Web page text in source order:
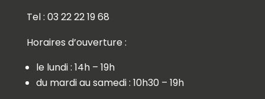
Tel : 03 22 22 19 68
Horaires d’ouverture :
le lundi : 14h – 19h
du mardi au samedi : 10h30 – 19h